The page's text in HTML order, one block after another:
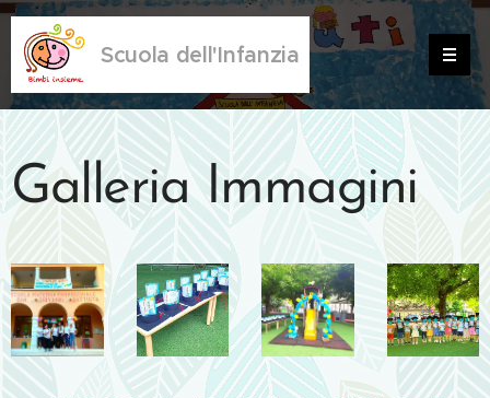
Scuola dell'Infanzia
Galleria Immagini